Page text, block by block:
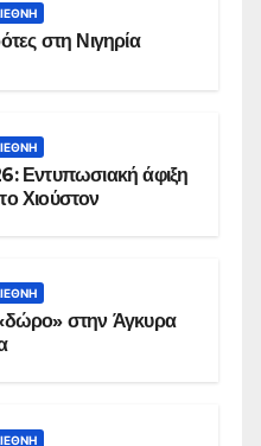
στη Νιγηρία
Εντυπωσιακή άφιξη
Χιούστον
στην Άγκυρα